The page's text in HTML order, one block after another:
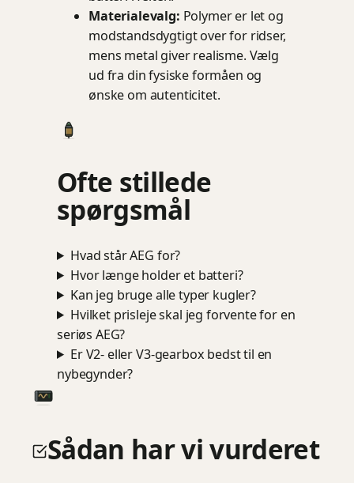
Materialevalg: Polymer er let og
modstandsdygtigt over for ridser,
mens metal giver realisme. Vælg
ud fra din fysiske formåen og
ønske om autenticitet.
Ofte stillede
spørgsmål
Hvad står AEG for?
Hvor længe holder et batteri?
Kan jeg bruge alle typer kugler?
Hvilket prisleje skal jeg forvente for en
seriøs AEG?
Er V2- eller V3-gearbox bedst til en
nybegynder?
Sådan har vi vurderet